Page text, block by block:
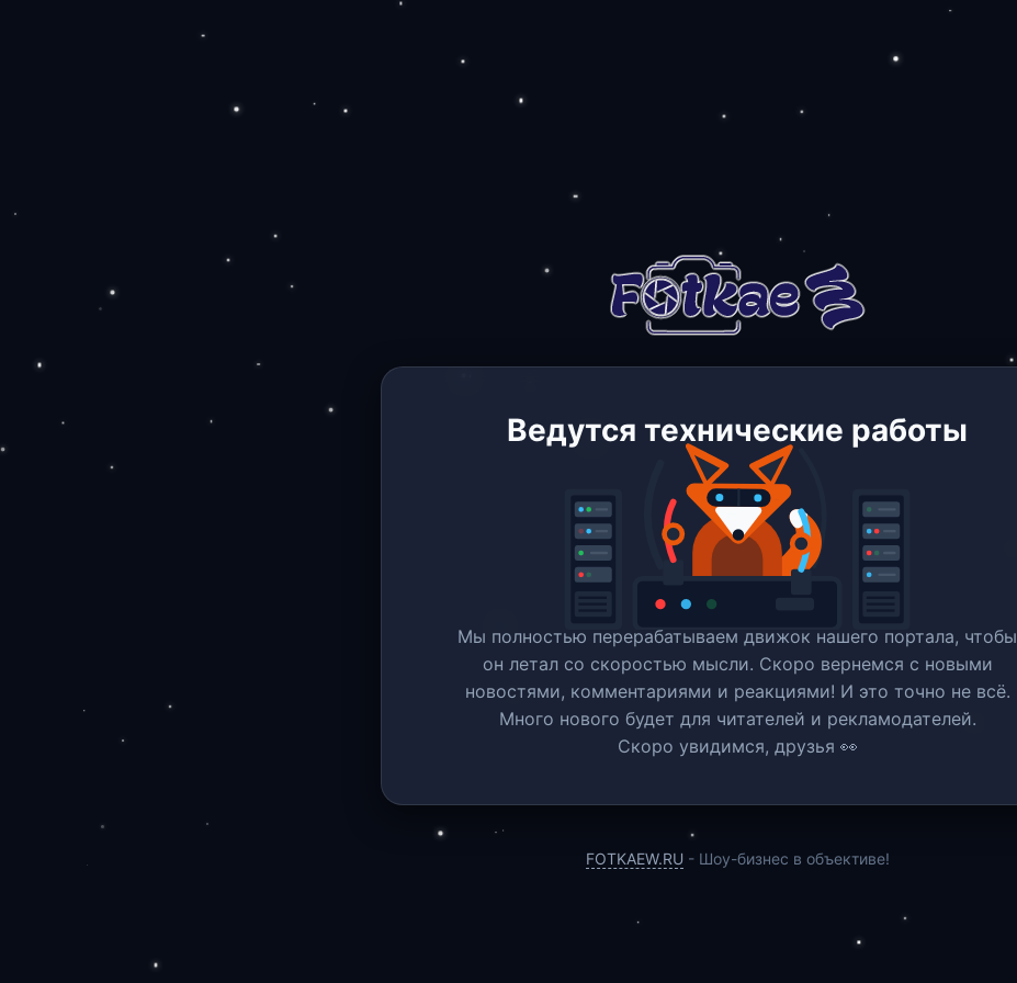
Ведутся технические работы
Мы полностью перерабатываем движок нашего портала, чтобы
он летал со скоростью мысли. Скоро вернемся c новыми
новостями, комментариями и реакциями! И это точно не всё.
Много нового будет для читателей и рекламодателей.
Скоро увидимся, друзья 👀
FOTKAEW.RU - Шоу-бизнес в объективе!